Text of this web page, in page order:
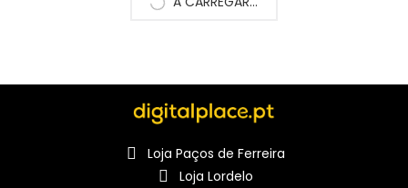
Loja Paços de Ferreira
Loja Lordelo